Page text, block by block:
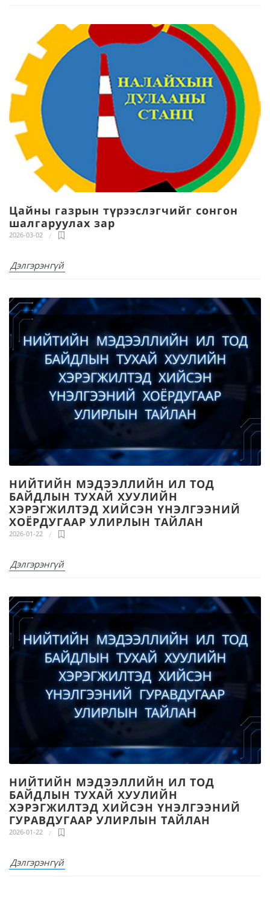
Цайны газрын түрээслэгчийг сонгон
шалгаруулах зар
2026-03-02
Дэлгэрэнгүй
НИЙТИЙН МЭДЭЭЛЛИЙН ИЛ ТОД
БАЙДЛЫН ТУХАЙ ХУУЛИЙН
ХЭРЭГЖИЛТЭД ХИЙСЭН ҮНЭЛГЭЭНИЙ
ХОЁРДУГААР УЛИРЛЫН ТАЙЛАН
2026-01-22
Дэлгэрэнгүй
НИЙТИЙН МЭДЭЭЛЛИЙН ИЛ ТОД
БАЙДЛЫН ТУХАЙ ХУУЛИЙН
ХЭРЭГЖИЛТЭД ХИЙСЭН ҮНЭЛГЭЭНИЙ
ГУРАВДУГААР УЛИРЛЫН ТАЙЛАН
2026-01-22
Дэлгэрэнгүй